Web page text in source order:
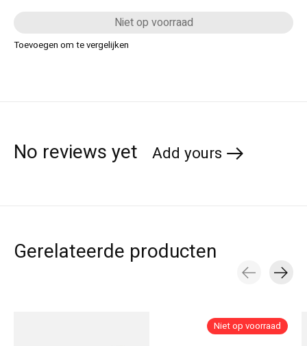
Niet op voorraad
Toevoegen om te vergelijken
No reviews yet Add yours
Gerelateerde producten
Niet op voorraad